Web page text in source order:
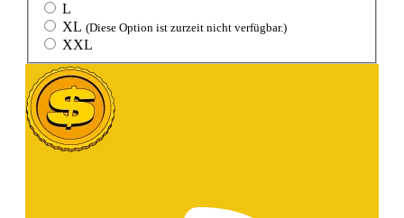
L
XL (Diese Option ist zurzeit nicht verfügbar.)
XXL